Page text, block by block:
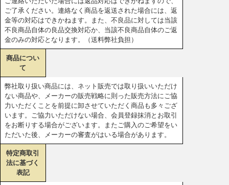
ご了承ください。連絡なく商品を返送された場合には、返
金等の対応はできかねます。また、不良品に対しては当該
不良商品自体の良品交換対応か、当該不良商品自体のご返
金のみの対応となります。（送料弊社負担）
商品につい
て
弊社取り扱い商品には、ネット販売では取り扱いいただけ
ない商品や、メーカーの販売戦略に則った販売方法にご協
力いただくことを前提に卸させていただく商品も多々ござ
います。ご協力いただけない場合、会員登録抹消とお取引
をお断りする場合がございます。またご購入のご希望をい
ただいた後、メーカーの審査がはいる場合があります。
特定商取引
法に基づく
表記